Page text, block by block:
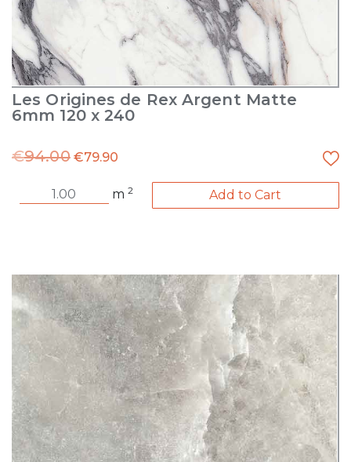
Les Origines de Rex Argent Matte
6mm 120 x 240
€94.00 €79.90
m2 Add to Cart